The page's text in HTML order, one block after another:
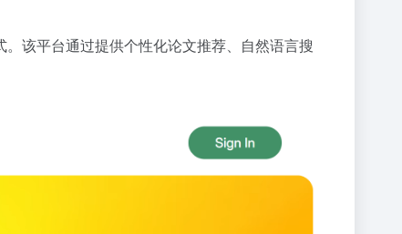
该平台通过提供个性化论文推荐、自然语言搜